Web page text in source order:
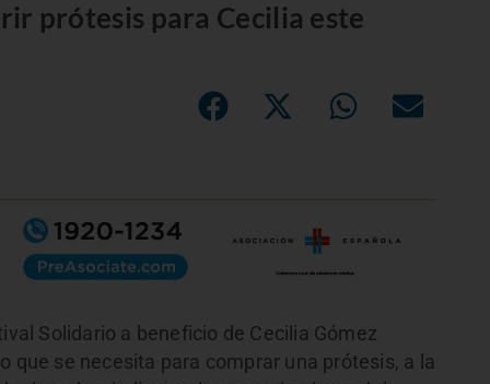
prótesis para Cecilia este
Solidario a beneficio de Cecilia Gómez
que se necesita para comprar una prótesis, a la